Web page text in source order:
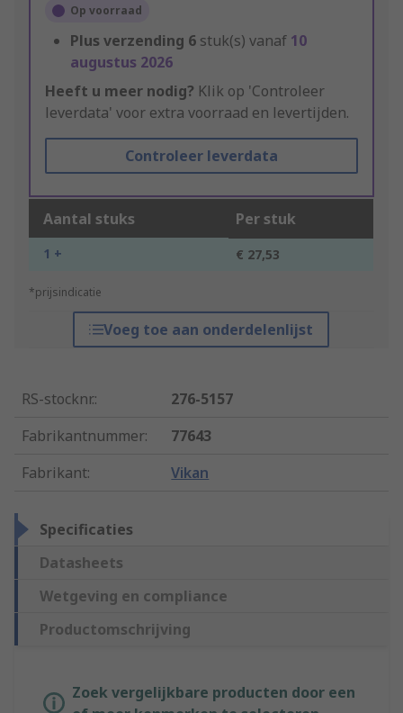
Op voorraad
Plus verzending 6 stuk(s) vanaf 10
augustus 2026
Heeft u meer nodig? Klik op 'Controleer
leverdata' voor extra voorraad en levertijden.
Controleer leverdata
Aantal stuks Per stuk
1 + € 27,53
*prijsindicatie
Voeg toe aan onderdelenlijst
RS-stocknr.:
276-5157
Fabrikantnummer:
77643
Fabrikant: Vikan
Specificaties
Datasheets
Wetgeving en compliance
Productomschrijving
Zoek vergelijkbare producten door een